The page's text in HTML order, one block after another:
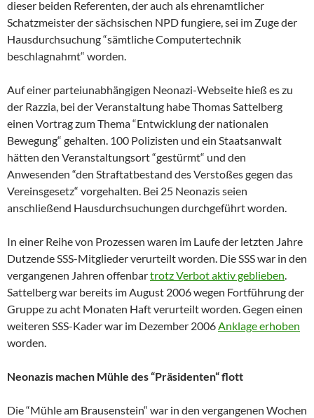
dieser beiden Referenten, der auch als ehrenamtlicher
Schatzmeister der sächsischen NPD fungiere, sei im Zuge der
Hausdurchsuchung “sämtliche Computertechnik
beschlagnahmt“ worden.
Auf einer parteiunabhängigen Neonazi-Webseite hieß es zu
der Razzia, bei der Veranstaltung habe Thomas Sattelberg
einen Vortrag zum Thema “Entwicklung der nationalen
Bewegung“ gehalten. 100 Polizisten und ein Staatsanwalt
hätten den Veranstaltungsort “gestürmt“ und den
Anwesenden “den Straftatbestand des Verstoßes gegen das
Vereinsgesetz“ vorgehalten. Bei 25 Neonazis seien
anschließend Hausdurchsuchungen durchgeführt worden.
In einer Reihe von Prozessen waren im Laufe der letzten Jahre
Dutzende SSS-Mitglieder verurteilt worden. Die SSS war in den
vergangenen Jahren offenbartrotz Verbot aktiv geblieben.
Sattelberg war bereits im August 2006 wegen Fortführung der
Gruppe zu acht Monaten Haft verurteilt worden. Gegen einen
weiteren SSS-Kader war im Dezember 2006Anklage erhoben
worden.
Neonazis machen Mühle des “Präsidenten“ flott
Die “Mühle am Brausenstein“ war in den vergangenen Wochen